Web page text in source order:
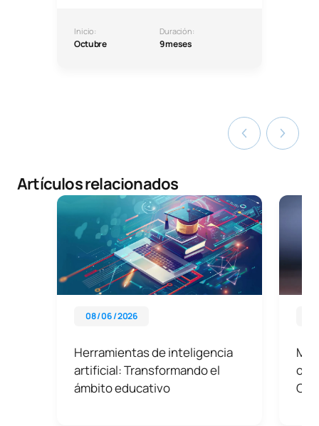
Inicio:
Octubre
Duración:
9 meses
Artículos relacionados
08 / 06 / 2026
Herramientas de inteligencia
artificial: Transformando el
ámbito educativo